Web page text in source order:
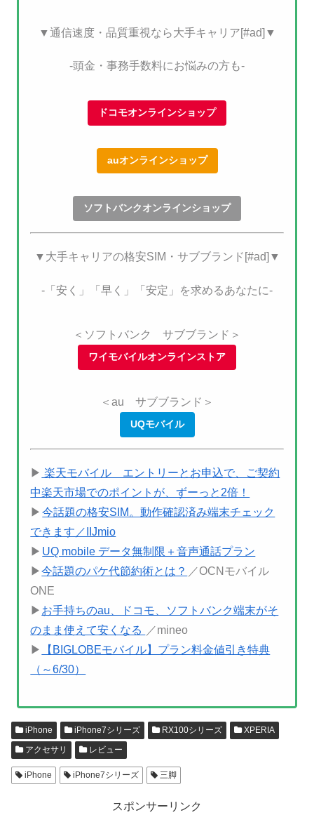
▼通信速度・品質重視なら大手キャリア[#ad]▼
-頭金・事務手数料にお悩みの方も-
ドコモオンラインショップ
auオンラインショップ
ソフトバンクオンラインショップ
▼大手キャリアの格安SIM・サブブランド[#ad]▼
-「安く」「早く」「安定」を求めるあなたに-
＜ソフトバンク サブブランド＞
ワイモバイルオンラインストア
＜au サブブランド＞
UQモバイル
▶ 楽天モバイル エントリーとお申込で、ご契約
中楽天市場でのポイントが、ずーっと2倍！
▶ 今話題の格安SIM。動作確認済み端末チェック
できます／IIJmio
▶ UQ mobile データ無制限＋音声通話プラン
▶今話題のパケ代節約術とは？ ／OCNモバイル
ONE
▶ お手持ちのau、ドコモ、ソフトバンク端末がそ
のまま使えて安くなる
／mineo
▶
【BIGLOBEモバイル】プラン料金値引き特典
（～6/30）
iPhone iPhone7シリーズ RX100シリーズ
XPERIA
アクセサリ
レビュー
iPhone iPhone7シリーズ 三脚
スポンサーリンク